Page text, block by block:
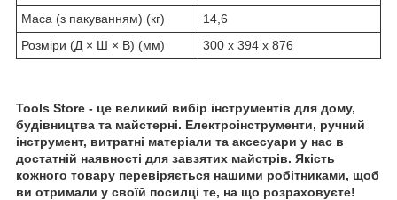
Маса (з пакуванням) (кг)
14,6
Розміри (Д × Ш × В) (мм)
300 x 394 x 876
Tools Store - це великий вибір інструментів для дому,
будівництва та майстерні. Електроінструменти, ручний
інструмент, витратні матеріали та аксесуари у нас в
достатній наявності для завзятих майстрів. Якість
кожного товару перевіряється нашими робітниками, щоб
ви отримали у своїй посилці те, на що розраховуєте!